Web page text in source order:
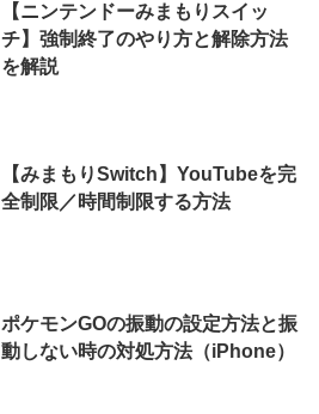
【ニンテンドーみまもりスイッ
チ】強制終了のやり方と解除方法
を解説
【みまもりSwitch】YouTubeを完
全制限／時間制限する方法
ポケモンGOの振動の設定方法と振
動しない時の対処方法（iPhone）